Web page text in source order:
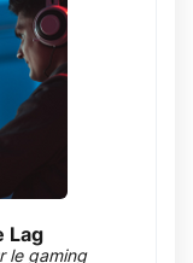
Lag
le gaming